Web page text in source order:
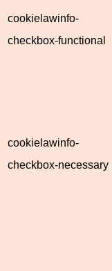
cookielawinfo-
checkbox-functional
cookielawinfo-
checkbox-necessary